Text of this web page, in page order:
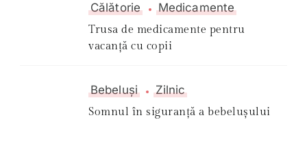
Călătorie Medicamente
Trusa de medicamente pentru
vacanță cu copii
Bebeluși Zilnic
Somnul în siguranță a bebelușului